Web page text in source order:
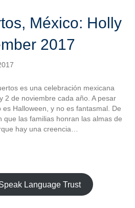
México: Holly
2017
es una celebración mexicana
2 de noviembre cada año. A pesar
Halloween, y no es fantasmal. De
que las familias honran las almas de
hay una creencia…
Language Trust